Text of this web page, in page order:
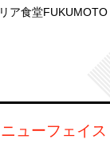
ア食堂
ューフェイス